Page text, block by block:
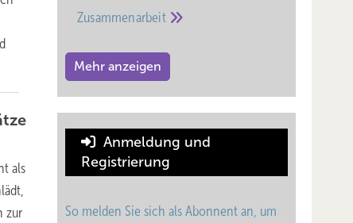
als
zur
Zusammenarbeit
Mehr anzeigen
Anmeldung und
Registrierung
So melden Sie sich als Abonnent an, um